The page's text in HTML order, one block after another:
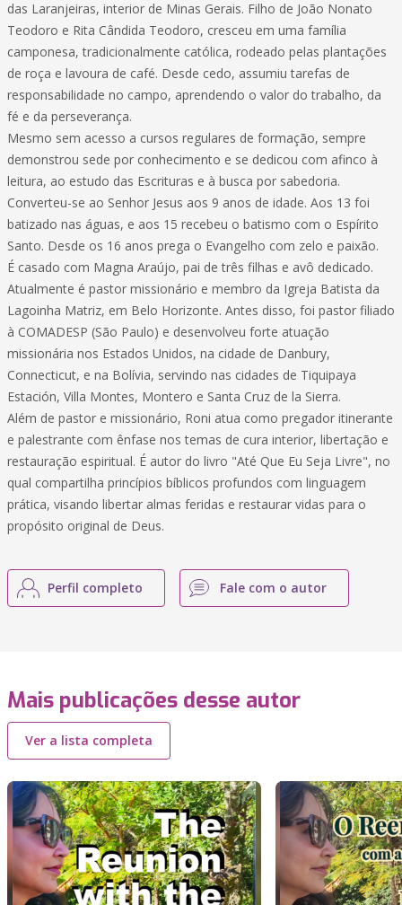
das Laranjeiras, interior de Minas Gerais. Filho de João Nonato
Teodoro e Rita Cândida Teodoro, cresceu em uma família
camponesa, tradicionalmente católica, rodeado pelas plantações
de roça e lavoura de café. Desde cedo, assumiu tarefas de
responsabilidade no campo, aprendendo o valor do trabalho, da
fé e da perseverança.
Mesmo sem acesso a cursos regulares de formação, sempre
demonstrou sede por conhecimento e se dedicou com afinco à
leitura, ao estudo das Escrituras e à busca por sabedoria.
Converteu-se ao Senhor Jesus aos 9 anos de idade. Aos 13 foi
batizado nas águas, e aos 15 recebeu o batismo com o Espírito
Santo. Desde os 16 anos prega o Evangelho com zelo e paixão.
É casado com Magna Araújo, pai de três filhas e avô dedicado.
Atualmente é pastor missionário e membro da Igreja Batista da
Lagoinha Matriz, em Belo Horizonte. Antes disso, foi pastor filiado
à COMADESP (São Paulo) e desenvolveu forte atuação
missionária nos Estados Unidos, na cidade de Danbury,
Connecticut, e na Bolívia, servindo nas cidades de Tiquipaya
Estación, Villa Montes, Montero e Santa Cruz de la Sierra.
Além de pastor e missionário, Roni atua como pregador itinerante
e palestrante com ênfase nos temas de cura interior, libertação e
restauração espiritual. É autor do livro "Até Que Eu Seja Livre", no
qual compartilha princípios bíblicos profundos com linguagem
prática, visando libertar almas feridas e restaurar vidas para o
propósito original de Deus.
Perfil completo Fale com o autor
Mais publicações desse autor
Ver a lista completa